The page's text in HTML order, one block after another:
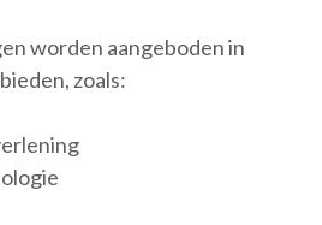
worden aangeboden in
zoals: